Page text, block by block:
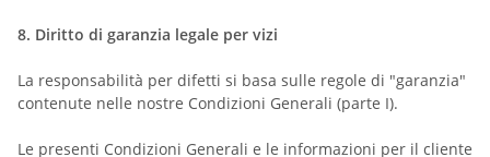
8. Diritto di garanzia legale per vizi
La responsabilità per difetti si basa sulle regole di "garanzia"
contenute nelle nostre Condizioni Generali (parte I).
Le presenti Condizioni Generali e le informazioni per il cliente